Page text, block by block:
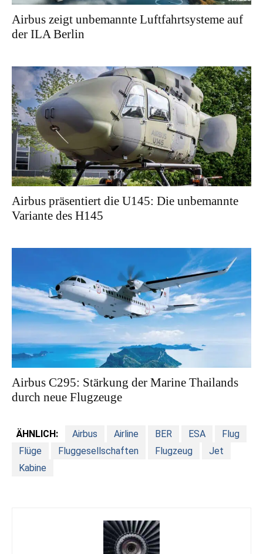
Airbus zeigt unbemannte Luftfahrtsysteme auf
der ILA Berlin
Airbus präsentiert die U145: Die unbemannte
Variante des H145
Airbus C295: Stärkung der Marine Thailands
durch neue Flugzeuge
ÄHNLICH: Airbus Airline BER ESA
Flug
Flüge
Fluggesellschaften Flugzeug
Jet
Kabine